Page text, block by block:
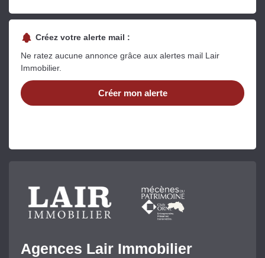
Créez votre alerte mail :
Ne ratez aucune annonce grâce aux alertes mail Lair
Immobilier.
Créer mon alerte
Agences Lair Immobilier